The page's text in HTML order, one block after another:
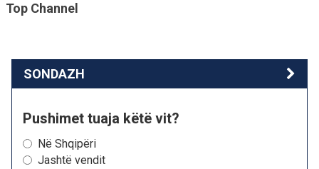
Top Channel
SONDAZH
Pushimet tuaja këtë vit?
Në Shqipëri
Jashtë vendit